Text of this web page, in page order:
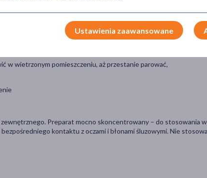
oleju nośnikowego np. oleju z pestek winogron, oliwa z oliwek lub
w strumieniu wlewanej wody
w wietrzonym pomieszczeniu, aż przestanie parować,
Preparat mocno skoncentrowany – do stosowania w
kontaktu z oczami i błonami śluzowymi. Nie
Ustawienia zaawansowane